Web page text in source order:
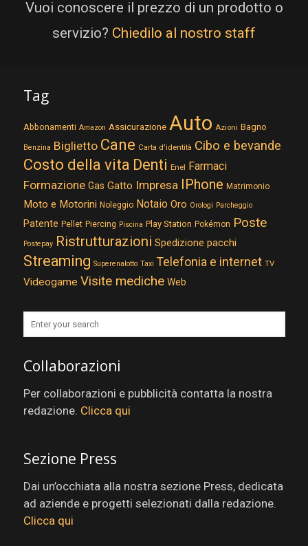
Vuoi conoscere il prezzo di un prodotto o
servizio? Chiedilo al nostro staff
Tag
Abbonamenti Amazon Assicurazione Auto Azioni Bagno
Benzina Biglietto Cane Carta d'identità Cibo e bevande
Costo della vita Denti Enel Farmaci
Formazione Gas Gatto Impresa IPhone Matrimonio
Moto e Motorini Noleggio Notaio Oro Orologi Parcheggio
Patente Pellet Piercing Piscina Play Station Pokémon Poste
Postepay Ristrutturazioni Spedizione pacchi
Streaming Superenalotto Taxi Telefonia e internet TV
Videogame Visite mediche Web
Collaborazioni
Per collaborazioni e pubblicità contatta la nostra
redazione. Clicca qui
Sezione Press
Dai un’occhiata alla nostra sezione Press, dedicata
ad aziende e progetti selezionati dalla redazione.
Clicca qui